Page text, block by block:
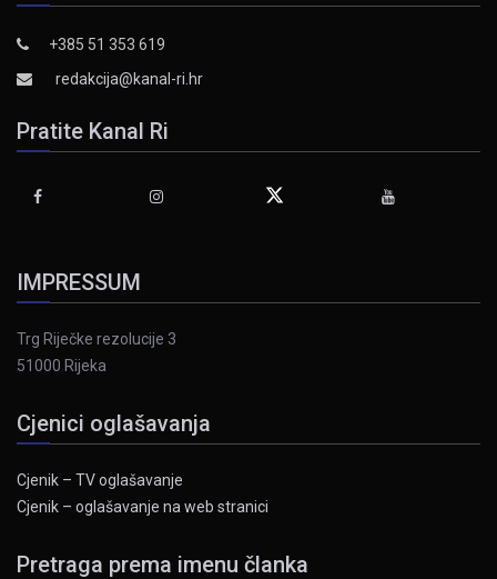
+385 51 353 619
redakcija@kanal-ri.hr
Pratite Kanal Ri
IMPRESSUM
Trg Riječke rezolucije 3
51000 Rijeka
Cjenici oglašavanja
Cjenik – TV oglašavanje
Cjenik – oglašavanje na web stranici
Pretraga prema imenu članka